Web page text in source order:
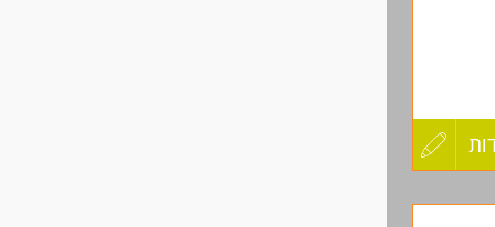
עדכון